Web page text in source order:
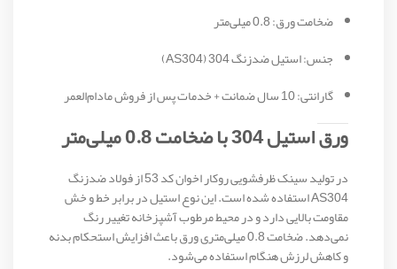
ضخامت ورق: 0.8 میلی‌متر
جنس: استیل ضدزنگ 304 (AS304)
گارانتی: 10 سال ضمانت + خدمات پس از فروش مادام‌العمر
ورق استیل 304 با ضخامت 0.8 میلی‌متر
در تولید سینک ظرفشویی روکار اخوان کد 53 از فولاد ضدزنگ
AS304 استفاده شده است. این نوع استیل در برابر خط و خش
مقاومت بالایی دارد و در محیط مرطوب آشپزخانه تغییر رنگ
نمی‌دهد. ضخامت 0.8 میلی‌متری ورق باعث افزایش استحکام بدنه
و کاهش لرزش هنگام استفاده می‌شود.